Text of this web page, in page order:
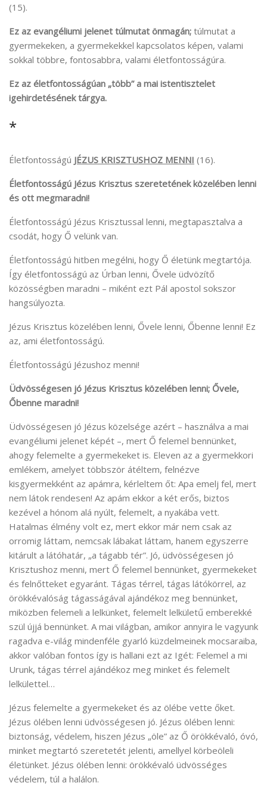
(15).
Ez az evangéliumi jelenet túlmutat önmagán; túlmutat a
gyermekeken, a gyermekekkel kapcsolatos képen, valami
sokkal többre, fontosabbra, valami életfontosságúra.
Ez az életfontosságúan „több” a mai istentisztelet
igehirdetésének tárgya.
*
Életfontosságú JÉZUS KRISZTUSHOZ MENNI (16).
Életfontosságú Jézus Krisztus szeretetének közelében lenni
és ott megmaradni!
Életfontosságú Jézus Krisztussal lenni, megtapasztalva a
csodát, hogy Ő velünk van.
Életfontosságú hitben megélni, hogy Ő életünk megtartója.
Így életfontosságú az Úrban lenni, Ővele üdvözítő
közösségben maradni – miként ezt Pál apostol sokszor
hangsúlyozta.
Jézus Krisztus közelében lenni, Ővele lenni, Őbenne lenni! Ez
az, ami életfontosságú.
Életfontosságú Jézushoz menni!
Üdvösségesen jó Jézus Krisztus közelében lenni; Ővele,
Őbenne maradni!
Üdvösségesen jó Jézus közelsége azért – használva a mai
evangéliumi jelenet képét –, mert Ő felemel bennünket,
ahogy felemelte a gyermekeket is. Eleven az a gyermekkori
emlékem, amelyet többször átéltem, felnézve
kisgyermekként az apámra, kérleltem őt: Apa emelj fel, mert
nem látok rendesen! Az apám ekkor a két erős, biztos
kezével a hónom alá nyúlt, felemelt, a nyakába vett.
Hatalmas élmény volt ez, mert ekkor már nem csak az
orromig láttam, nemcsak lábakat láttam, hanem egyszerre
kitárult a látóhatár, „a tágabb tér”. Jó, üdvösségesen jó
Krisztushoz menni, mert Ő felemel bennünket, gyermekeket
és felnőtteket egyaránt. Tágas térrel, tágas látókörrel, az
örökkévalóság tágasságával ajándékoz meg bennünket,
miközben felemeli a lelkünket, felemelt lelkületű emberekké
szül újjá bennünket. A mai világban, amikor annyira le vagyunk
ragadva e-világ mindenféle gyarló küzdelmeinek mocsaraiba,
akkor valóban fontos így is hallani ezt az Igét: Felemel a mi
Urunk, tágas térrel ajándékoz meg minket és felemelt
lelkülettel…
Jézus felemelte a gyermekeket és az ölébe vette őket.
Jézus ölében lenni üdvösségesen jó. Jézus ölében lenni:
biztonság, védelem, hiszen Jézus „öle” az Ő örökkévaló, óvó,
minket megtartó szeretetét jelenti, amellyel körbeöleli
életünket. Jézus ölében lenni: örökkévaló üdvösséges
védelem, túl a halálon.